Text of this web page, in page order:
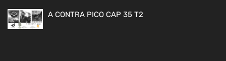
A CONTRA PICO CAP 35 T2